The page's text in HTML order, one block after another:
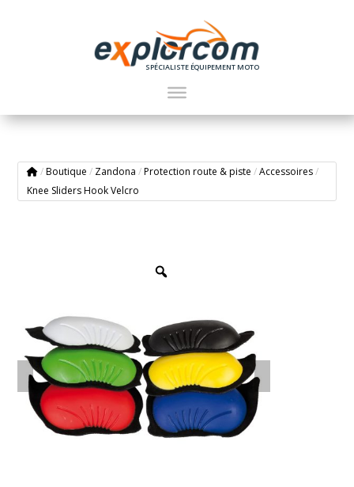
SPÉCIALISTE ÉQUIPEMENT MOTO
/ Boutique / Zandona / Protection route & piste / Accessoires /
Knee Sliders Hook Velcro